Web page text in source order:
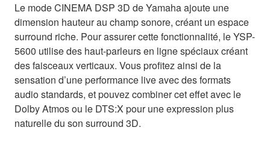
Le mode CINEMA DSP 3D de Yamaha ajoute une
dimension hauteur au champ sonore, créant un espace
surround riche. Pour assurer cette fonctionnalité, le YSP-
5600 utilise des haut-parleurs en ligne spéciaux créant
des faisceaux verticaux. Vous profitez ainsi de la
sensation d’une performance live avec des formats
audio standards, et pouvez combiner cet effet avec le
Dolby Atmos ou le DTS:X pour une expression plus
naturelle du son surround 3D.